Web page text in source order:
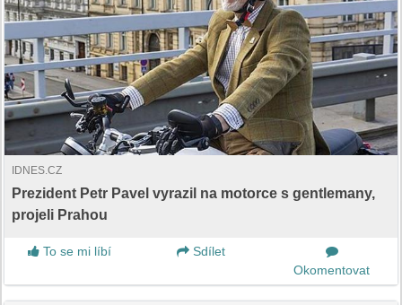
IDNES.CZ
Prezident Petr Pavel vyrazil na motorce s gentlemany,
projeli Prahou
To se mi líbí
Sdílet
Okomentovat